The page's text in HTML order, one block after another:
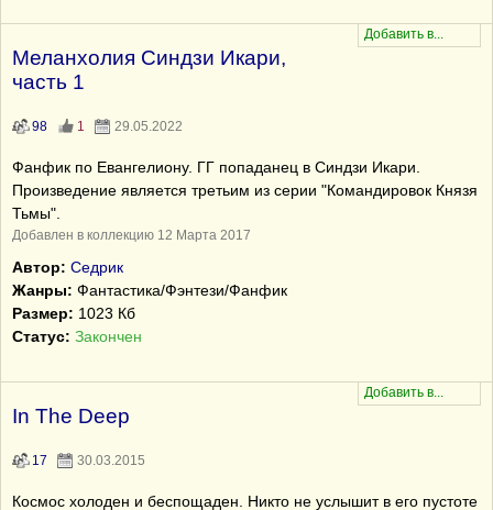
Меланхолия Синдзи Икари,
часть 1
98 1 29.05.2022
Фанфик по Евангелиону. ГГ попаданец в Синдзи Икари.
Произведение является третьим из серии "Командировок Князя
Тьмы".
Добавлен в коллекцию 12 Марта 2017
Автор: Седрик
Жанры: Фантастика/Фэнтези/Фанфик
Размер: 1023 Кб
Статус: Закончен
In The Deep
17 30.03.2015
Космос холоден и беспощаден. Никто не услышит в его пустоте